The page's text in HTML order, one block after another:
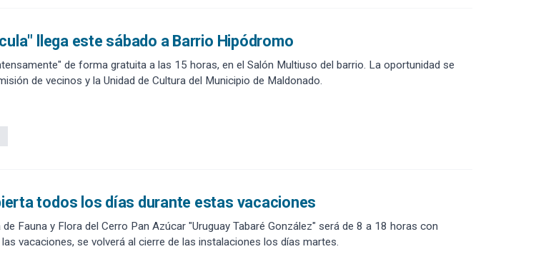
llega este sábado a Barrio Hipódromo
de forma gratuita a las 15 horas, en el Salón Multiuso del barrio. La oportunidad se
de vecinos y la Unidad de Cultura del Municipio de Maldonado.
todos los días durante estas vacaciones
Fauna y Flora del Cerro Pan Azúcar "Uruguay Tabaré González" será de 8 a 18 horas con
vacaciones, se volverá al cierre de las instalaciones los días martes.